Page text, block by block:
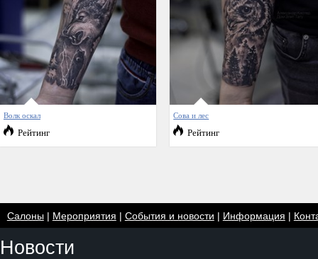
Волк оскал
Рейтинг
Сова и лес
Рейтинг
Салоны| Мероприятия | События и новости | Информация |
Новости